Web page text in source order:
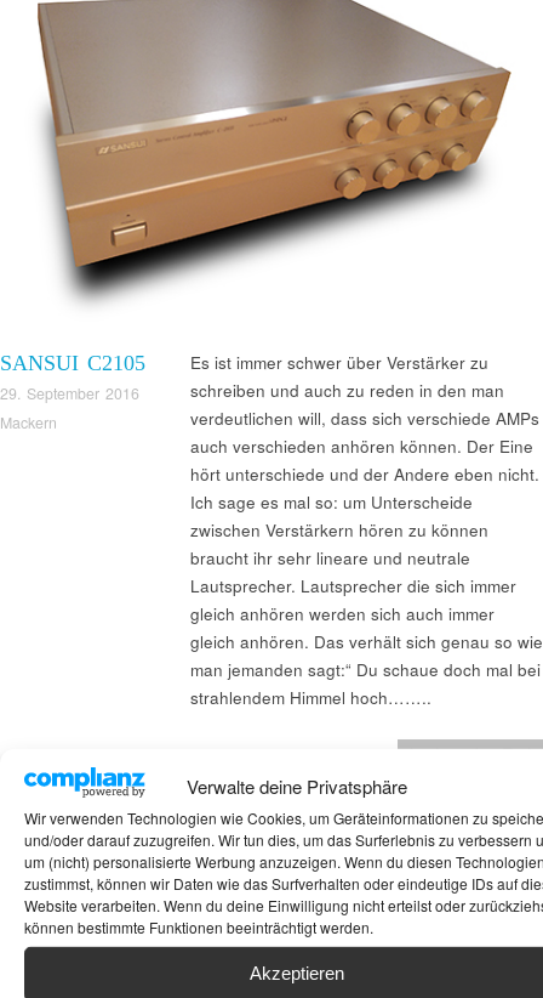
Verwalte deine Privatsphäre
Wir verwenden Technologien wie Cookies, um Geräteinformationen zu
und/oder darauf zuzugreifen. Wir tun dies, um das Surferlebnis zu verbessern
um (nicht) personalisierte Werbung anzuzeigen. Wenn du diesen
zustimmst, können wir Daten wie das Surfverhalten oder eindeutige IDs auf
Website verarbeiten. Wenn du deine Einwilligung nicht erteilst oder
können bestimmte Funktionen beeinträchtigt werden.
Akzeptieren
SANSUI C2105
29. September 2016
Mackern
Es ist immer schwer über Verstärker zu
schreiben und auch zu reden in den man
verdeutlichen will, dass sich verschiede AMPs
auch verschieden anhören können. Der Eine
hört unterschiede und der Andere eben nicht.
Ich sage es mal so: um Unterscheide
zwischen Verstärkern hören zu können
braucht ihr sehr lineare und neutrale
Lautsprecher. Lautsprecher die sich immer
gleich anhören werden sich auch immer
gleich anhören. Das verhält sich genau so wie
man jemanden sagt:“ Du schaue doch mal bei
strahlendem Himmel hoch……..
Lautsprecher Test